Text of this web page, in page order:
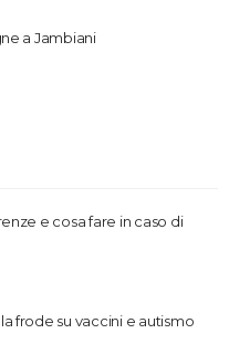
a Jambiani
e cosa fare in caso di
frode su vaccini e autismo